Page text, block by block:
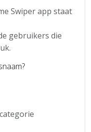
Swiper app staat
gebruikers die